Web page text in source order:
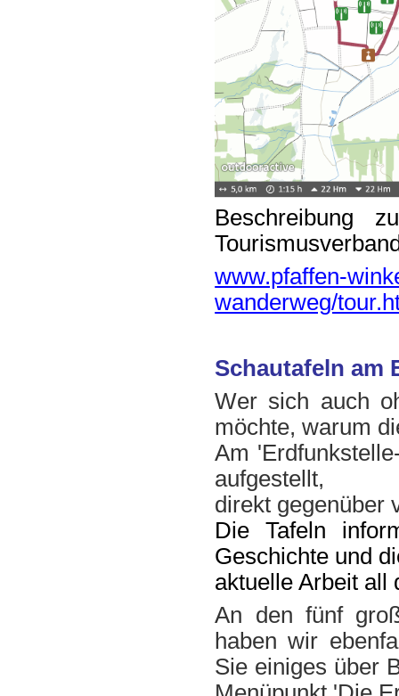
Beschreibung
www.pfaffen-
wanderweg/
Schautafeln am
Wer sich auch
möchte, warum
Am
aufgestellt,
direkt gegenüber
Die Tafeln
Geschichte und
aktuelle Arbeit all
An den fünf
haben wir
Sie einiges über